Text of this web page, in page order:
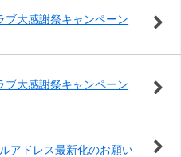
ブ大感謝祭キャンペーン
ブ大感謝祭キャンペーン
アドレス最新化のお願い